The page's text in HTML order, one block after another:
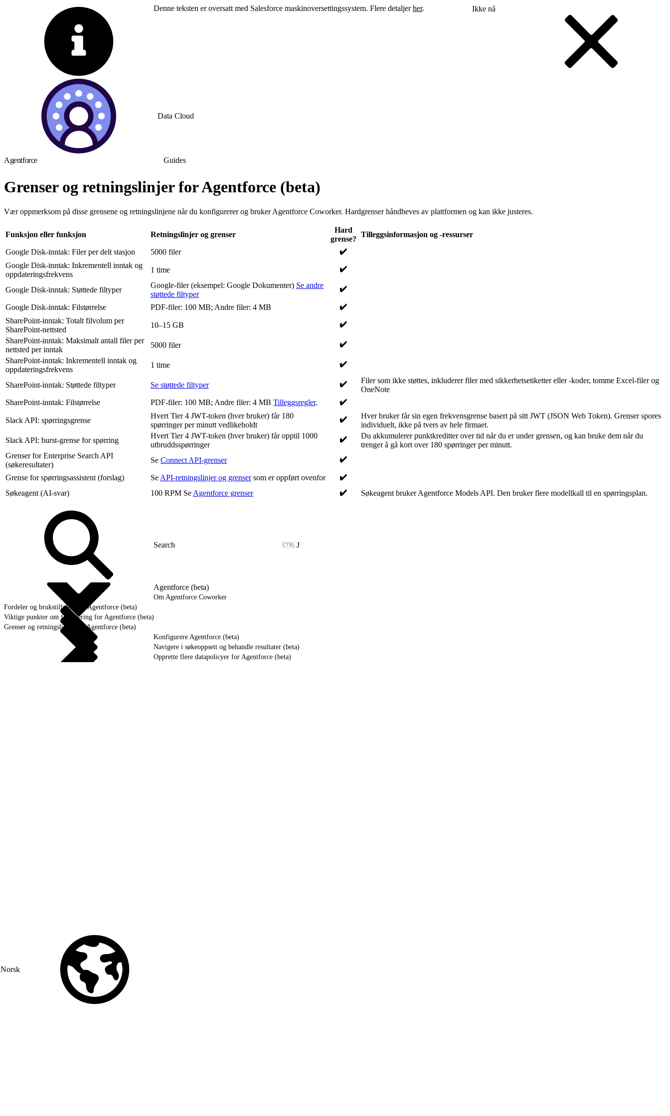
Denne teksten er oversatt med Salesforce maskinoversettingssystem. Flere detaljerher. Ikke nå
Data Cloud
Agentforce Guides
Grenser og retningslinjer for Agentforce (beta)
Vær oppmerksom på disse grensene og retningslinjene når du konfigurerer og bruker Agentforce Coworker. Hardgrenser håndheves av plattformen og kan ikke justeres.
Funksjon eller funksjon Retningslinjer og grenser
Hard
grense?
Tilleggsinformasjon og -ressurser
Google Disk-inntak: Filer per delt stasjon 5000 filer
✔️
Google Disk-inntak: Inkrementell inntak og
oppdateringsfrekvens
1 time ✔️
Google Disk-inntak: Støttede filtyper
Google-filer (eksempel: Google Dokumenter) Se andre
støttede filtyper
✔️
Google Disk-inntak: Filstørrelse PDF-filer: 100 MB; Andre filer: 4 MB
✔️
SharePoint-inntak: Totalt filvolum per
SharePoint-nettsted
10–15 GB
✔️
SharePoint-inntak: Maksimalt antall filer per
nettsted per inntak
5000 filer
✔️
SharePoint-inntak: Inkrementell inntak og
oppdateringsfrekvens
1 time ✔️
SharePoint-inntak: Støttede filtyper Se støttede filtyper ✔️
Filer som ikke støttes, inkluderer filer med sikkerhetsetiketter eller -koder, tomme Excel-filer og
OneNote
SharePoint-inntak: Filstørrelse
PDF-filer: 100 MB; Andre filer: 4 MB Tilleggsregler. ✔️
Slack API: spørringsgrense
Hvert Tier 4 JWT-token (hver bruker) får 180
spørringer per minutt vedlikeholdt
✔️
Hver bruker får sin egen frekvensgrense basert på sitt JWT (JSON Web Token). Grenser spores
individuelt, ikke på tvers av hele firmaet.
Slack API: burst-grense for spørring
Hvert Tier 4 JWT-token (hver bruker) får opptil 1000
utbruddsspørringer
✔️
Du akkumulerer punktkreditter over tid når du er under grensen, og kan bruke dem når du
trenger å gå kort over 180 spørringer per minutt.
Grenser for Enterprise Search API
(søkeresultater)
Se Connect API-grenser ✔️
Grense for spørringsassistent (forslag) Se API-retningslinjer og grensersom er oppført ovenfor
✔️
Søkeagent (AI-svar)
100 RPM Se Agentforce grenser ✔️ Søkeagent bruker Agentforce Models API. Den bruker flere modellkall til en spørringsplan.
J
Agentforce (beta)
Om Agentforce Coworker
Fordeler og brukstilfeller for Agentforce (beta)
Viktige punkter om fakturering for Agentforce (beta)
Grenser og retningslinjer for Agentforce (beta)
Konfigurere Agentforce (beta)
Navigere i søkeoppsett og behandle resultater (beta)
Opprette flere datapolicyer for Agentforce (beta)
Norsk